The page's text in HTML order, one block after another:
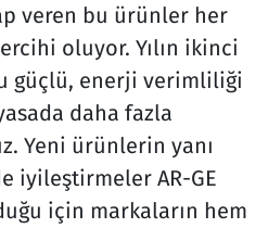
veren bu ürünler her
oluyor. Yılın ikinci
güçlü, enerji verimliliği
daha fazla
Yeni ürünlerin yanı
iyileştirmeler AR-GE
için markaların hem